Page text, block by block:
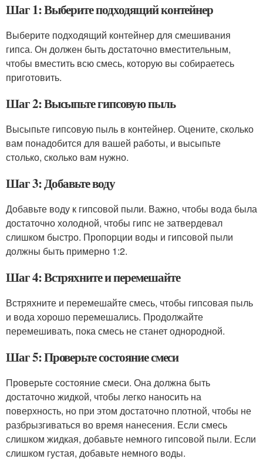
Шаг 1: Выберите подходящий контейнер
Выберите подходящий контейнер для смешивания
гипса. Он должен быть достаточно вместительным,
чтобы вместить всю смесь, которую вы собираетесь
приготовить.
Шаг 2: Высыпьте гипсовую пыль
Высыпьте гипсовую пыль в контейнер. Оцените, сколько
вам понадобится для вашей работы, и высыпьте
столько, сколько вам нужно.
Шаг 3: Добавьте воду
Добавьте воду к гипсовой пыли. Важно, чтобы вода была
достаточно холодной, чтобы гипс не затвердевал
слишком быстро. Пропорции воды и гипсовой пыли
должны быть примерно 1:2.
Шаг 4: Встряхните и перемешайте
Встряхните и перемешайте смесь, чтобы гипсовая пыль
и вода хорошо перемешались. Продолжайте
перемешивать, пока смесь не станет однородной.
Шаг 5: Проверьте состояние смеси
Проверьте состояние смеси. Она должна быть
достаточно жидкой, чтобы легко наносить на
поверхность, но при этом достаточно плотной, чтобы не
разбрызгиваться во время нанесения. Если смесь
слишком жидкая, добавьте немного гипсовой пыли. Если
слишком густая, добавьте немного воды.